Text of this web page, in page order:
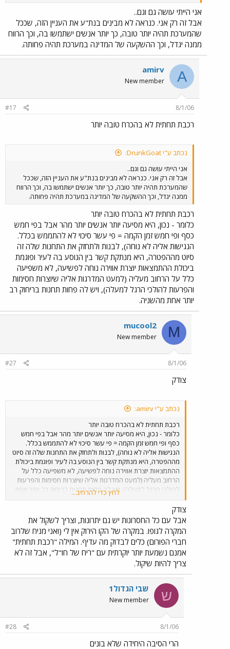
אני הייתי עושה גם וגם..
אבל זה רק אני. כנראה לא מבינים בנת"ע את העניין הזה, שככל
שהמערכת תהיה יותר טובה, כך יותר אנשים ישתמשו בה, וכך הרווח
ממנה יגדל, וכך ההשקעה של המדינה במערכת תהיה פחותה.
A
amirv
New member
8/1/06
#17
רכבת תחתית לא בהכרח טובה יותר
נכתב ע"י DrunkGoat:
אני הייתי עושה גם וגם..
אבל זה רק אני. כנראה לא מבינים בנת"ע את העניין הזה, שככל
שהמערכת תהיה יותר טובה, כך יותר אנשים ישתמשו בה, וכך הרווח
ממנה יגדל, וכך ההשקעה של המדינה במערכת תהיה פחותה.
רכבת תחתית לא בהכרח טובה יותר
כלומר - נכון, היא מסיעה יותר אנשים יותר מהר אבל בפי חמש
כסף ופי חמש זמן הקמה = פי עשר סיכוי לא להתממש בכלל.
הנגישות אליה לא נוחה), לבנות ולתחזק את התחנות שלה זה
סיוט מההפטרה, היא מנתקת קשר בין הנוסע בה לעיר ופוגמת
ביכולת ההתמצאות יוצרת אווירה נוחה לפשיעה, לא משפיעה
כלל על הרחוב מעליה (למעט המדרגות אליה שיוצרות חסימות
והפרעות להולכי הרגל למעלה), ויש לה פחות תחנות בריחוק רב
יותר אחת מהשניה.
M
mucool2
New member
8/1/06
#27
צודק
נכתב ע"י amirv:
רכבת תחתית לא בהכרח טובה יותר
כלומר - נכון, היא מסיעה יותר אנשים יותר מהר אבל בפי חמש
כסף ופי חמש זמן הקמה = פי עשר סיכוי לא להתממש בכלל.
הנגישות אליה לא נוחה), לבנות ולתחזק את התחנות שלה זה סיוט
מההפטרה, היא מנתקת קשר בין הנוסע בה לעיר ופוגמת ביכולת
ההתמצאות יוצרת אווירה נוחה לפשיעה, לא משפיעה כלל על
הרחוב מעליה (למעט המדרגות אליה שיוצרות חסימות והפרעות
להולכי הרגל למעלה), ויש לה פחות תחנות בריחוק רב יותר אחת
לחץ כדי להרחיב...
צודק
אבל עם כל החסרונות יש גם יתרונות, וצריך לשקול את
המקרה לגופו. במקרה של הקו הירוק אין לי (ואני מניח שלרוב
חברי הפורום) כלים לבדוק מה עדיף. המילה "רכבת תחתית"
אמנם נשמעת יותר יוקרתית עם "ריח של חו"ל", אבל זה לא
צריך להיות שיקול.
ש שבי הגדול1
New member
8/1/06
#28
הרי הסיבה היחידה שלא בונים